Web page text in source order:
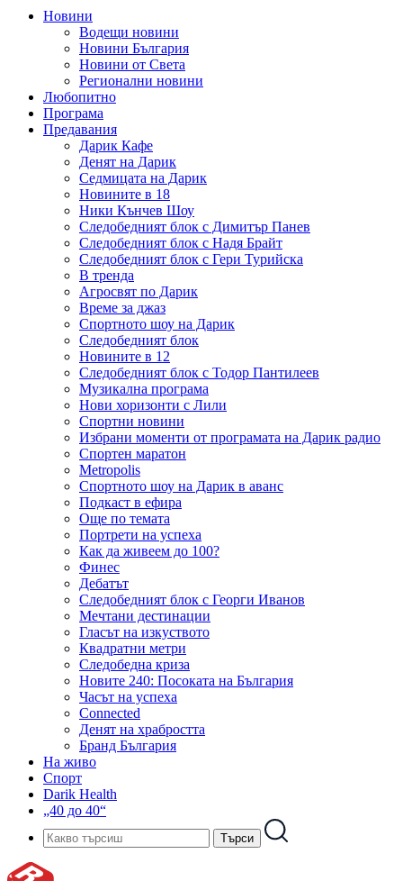
Новини
Водещи новини
Новини България
Новини от Света
Регионални новини
Любопитно
Програма
Предавания
Дарик Кафе
Денят на Дарик
Седмицата на Дарик
Новините в 18
Ники Кънчев Шоу
Следобедният блок с Димитър Панев
Следобедният блок с Надя Брайт
Следобедният блок с Гери Турийска
В тренда
Агросвят по Дарик
Време за джаз
Спортното шоу на Дарик
Следобедният блок
Новините в 12
Следобедният блок с Тодор Пантилеев
Музикална програма
Нови хоризонти с Лили
Спортни новини
Избрани моменти от програмата на Дарик радио
Спортен маратон
Metropolis
Спортното шоу на Дарик в аванс
Подкаст в ефира
Още по темата
Портрети на успеха
Как да живеем до 100?
Финес
Дебатът
Следобедният блок с Георги Иванов
Мечтани дестинации
Гласът на изкуството
Квадратни метри
Следобедна криза
Новите 240: Посоката на България
Часът на успеха
Connected
Денят на храбростта
Бранд България
На живо
Спорт
Darik Health
„40 до 40“